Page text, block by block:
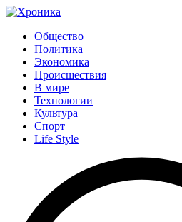
Общество
Политика
Экономика
Происшествия
В мире
Технологии
Культура
Спорт
Life Style